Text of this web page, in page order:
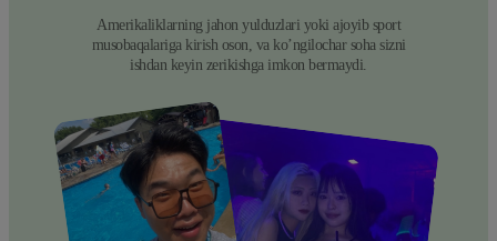
Amerikaliklarning jahon yulduzlari yoki ajoyib sport
musobaqalariga kirish oson, va ko’ngilochar soha sizni
ishdan keyin zerikishga imkon bermaydi.